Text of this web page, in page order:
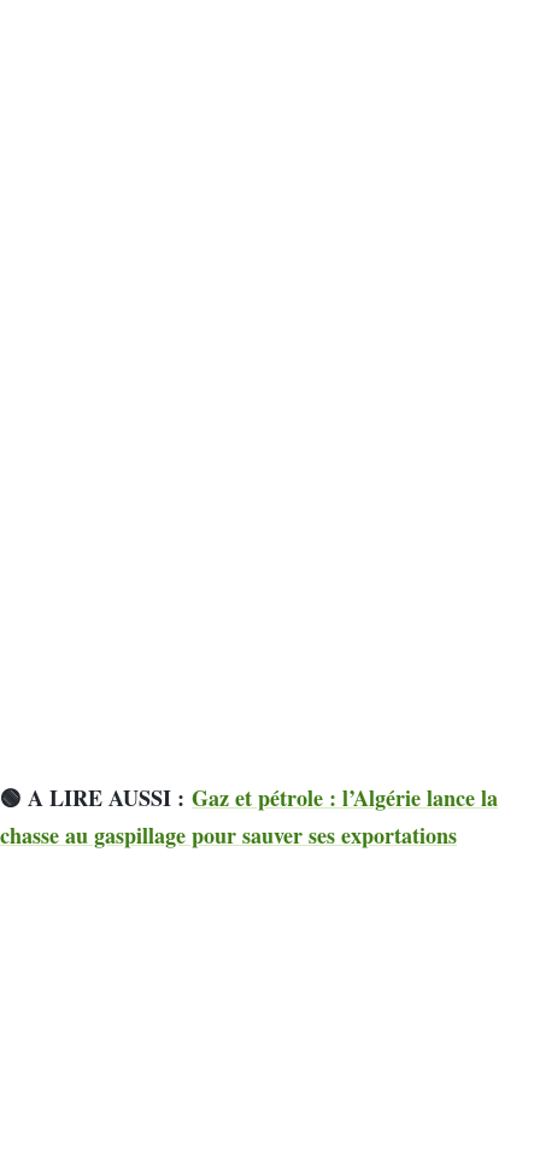
🟢 A LIRE AUSSI : Gaz et pétrole : l’Algérie lance la
chasse au gaspillage pour sauver ses exportations